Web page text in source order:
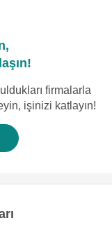
firmalarla
işinizi katlayın!